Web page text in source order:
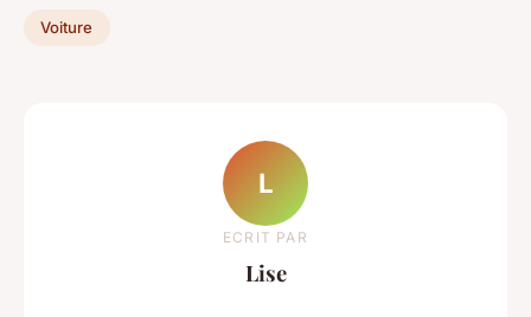
Voiture
L
ECRIT PAR
Lise